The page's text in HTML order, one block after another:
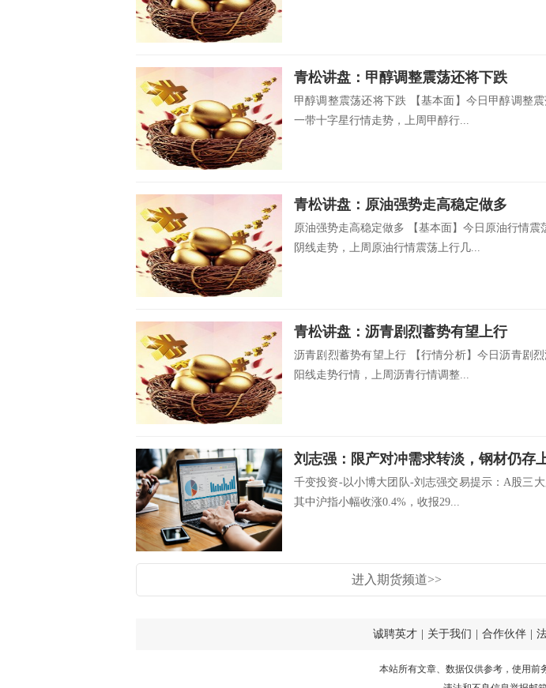
青松讲盘：甲醇调整震荡还将下跌
甲醇调整震荡还将下跌 【基本面】今日甲醇调整
一带十字星行情走势，上周甲醇行...
青松讲盘：原油强势走高稳定做多
原油强势走高稳定做多 【基本面】今日原油行情震
阴线走势，上周原油行情震荡上行几...
青松讲盘：沥青剧烈蓄势有望上行
沥青剧烈蓄势有望上行 【行情分析】今日沥青剧烈
阳线走势行情，上周沥青行情调整...
刘志强：限产对冲需求转淡，钢材仍存
千变投资-以小博大团队-刘志强交易提示：A股三大
其中沪指小幅收涨0.4%，收报29...
进入期货频道>>
诚聘英才 关于我们 合作伙伴
本站所有文章、数据仅供参考，使用前